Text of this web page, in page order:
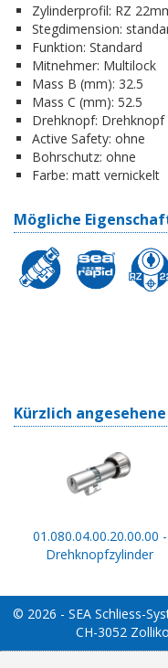
Zylinderprofil: RZ
Stegdimension:
Funktion: Standard
Mitnehmer: Multilock
Mass B (mm): 32.5
Mass C (mm): 52.5
Drehknopf:
Active Safety: ohne
Bohrschutz: ohne
Farbe: matt vernickelt
Mögliche
Kürzlich
01.080.04.00.20.00.00 -
Drehknopfzylinder
© 2026 - SEA Schliess-
CH-3052